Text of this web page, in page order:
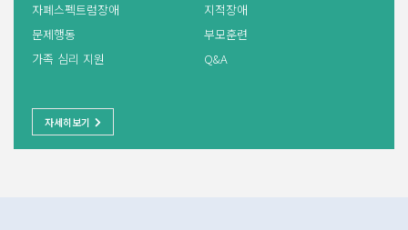
자폐스펙트럼장애
지적장애
문제행동
부모훈련
가족 심리 지원
Q&A
자세히보기